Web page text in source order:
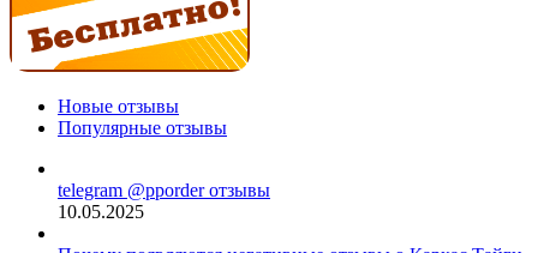
Новые отзывы
Популярные отзывы
telegram @pporder отзывы
10.05.2025